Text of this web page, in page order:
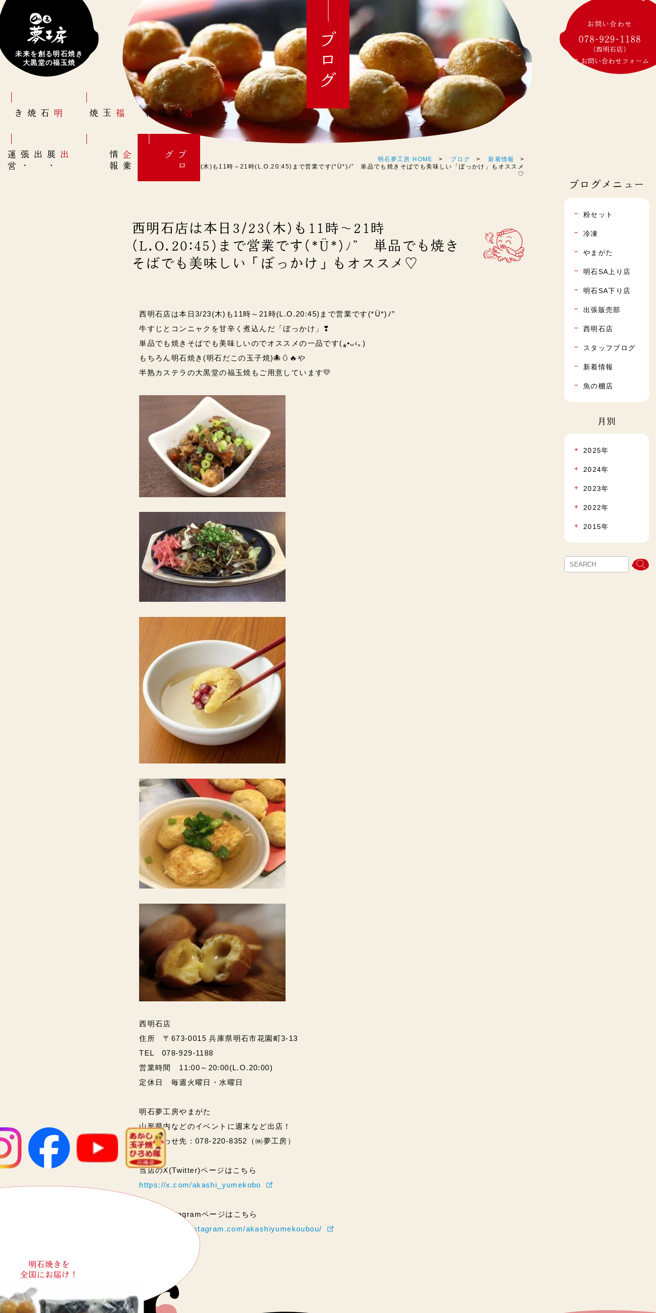
未来を創る明石焼き
大黒堂の福玉焼
明石焼き 福玉焼 店舗情報
出展
・
出張
・
運
営
企
業
情
報
ブ
ロ
グ
明石焼きを
全国にお届け！
ブログ
明石夢工房 HOME ブログ
新着情報
西明石店は本日3/23(木)も11時～21時(L.O.20:45)まで営業です(*Ü*)ﾉ” 単品でも焼きそばでも美味しい「ぼっかけ」もオススメ
♡
西明石店は本日3/23(木)も11時～21時
(L.O.20:45)まで営業です(*Ü*)ﾉ” 単品でも焼き
そばでも美味しい「ぼっかけ」もオススメ♡
西明石店は本日3/23(木)も11時～21時(L.O.20:45)まで営業です(*Ü*)ﾉ”
牛すじとコンニャクを甘辛く煮込んだ「ぼっかけ」❣
単品でも焼きそばでも美味しいのでオススメの一品です(⁎•ᴗ‹｡ )
もちろん明石焼き(明石だこの玉子焼)🐙🥚🔥や
半熟カステラの大黒堂の福玉焼もご用意しています💛
西明石店
住所 〒673-0015 兵庫県明石市花園町3-13
TEL 078-929-1188
営業時間 11:00～20:00(L.O.20:00)
定休日 毎週火曜日・水曜日
明石夢工房やまがた
山形県内などのイベントに週末など出店！
問い合わせ先：078-220-8352（㈱夢工房）
当店のX(Twitter)ページはこちら
https://x.com/akashi_yumekobo
当店のInstagramページはこちら
https://www.instagram.com/akashiyumekoubou/
お問い合わせ
078-929-1188
(西明石店)
お問い合わせフォーム
ブログメニュー
粉セット
冷凍
やまがた
明石SA上り店
明石SA下り店
出張販売部
西明石店
スタッフブログ
新着情報
魚の棚店
月別
2025年
2024年
2023年
2022年
2015年